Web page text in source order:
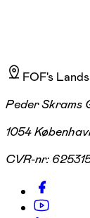
FOF's
Peder Skrams
1054
CVR-nr: